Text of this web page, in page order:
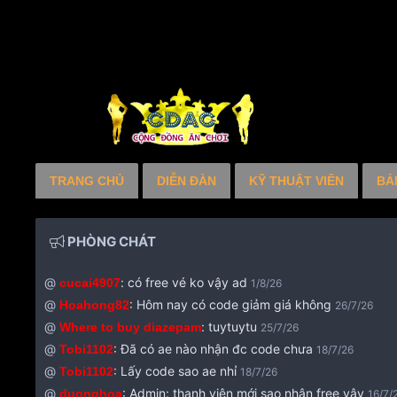
TRANG CHỦ DIỄN ĐÀN KỸ THUẬT VIÊN
PHÒNG CHÁT
@ cucai4907: có free vé ko vậy ad 1/8/26
@ Hoahong82: Hôm nay có code giảm giá không 26/7/26
@ Where to buy diazepam: tuytuytu 25/7/26
@ Tobi1102:Đã có ae nào nhận đc code chưa 18/7/26
@ Tobi1102: Lấy code sao ae nhỉ 18/7/26
@ duonghoa: Admin: thanh viên mới sao nhận free vậy 16/7/